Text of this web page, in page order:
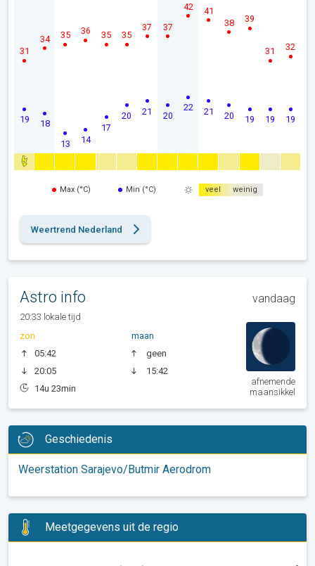
19
31
18
34
13
35
14
36
17
35
20
35
21
37
20
37
22
42
21
41
20
38
19
39
19
31
19
32
Max (°C) Min (°C) veel weinig
Weertrend Nederland
Astro info vandaag
20:33 lokale tijd
zon
05:42
20:05
14u 23min
maan
geen
15:42
afnemende
maansikkel
Geschiedenis
Weerstation Sarajevo/Butmir Aerodrom
Meetgegevens uit de regio